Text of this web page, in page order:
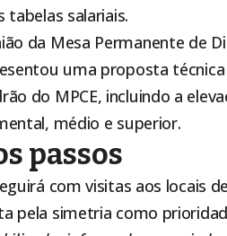
salariais.
da Mesa Permanente de
uma proposta
do MPCE, incluindo a
médio e superior.
passos
com visitas aos locais
pela simetria como